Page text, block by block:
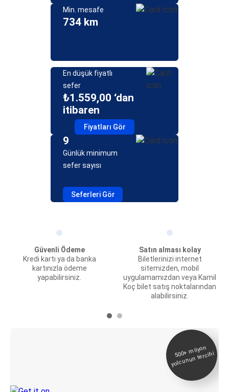
Min. mesafe
734 km
En düşük fiyatlı
sefer
₺1.559,00 ‘dan
itibaren
Fiyatları Gör
9
Günlük minimum
sefer sayısı
Seferleri Gör
Güvenli Ödeme
Kredi kartı ya da banka
kartınızla ödeme
yapabilirsiniz.
Satın alması kolay
Biletlerinizi internet
sitemizden, mobil
uygulamamızdan veya Kamil
Koç bilet satış noktalarından
alabilirsiniz.
500+
milyon
yolcunun tercihi